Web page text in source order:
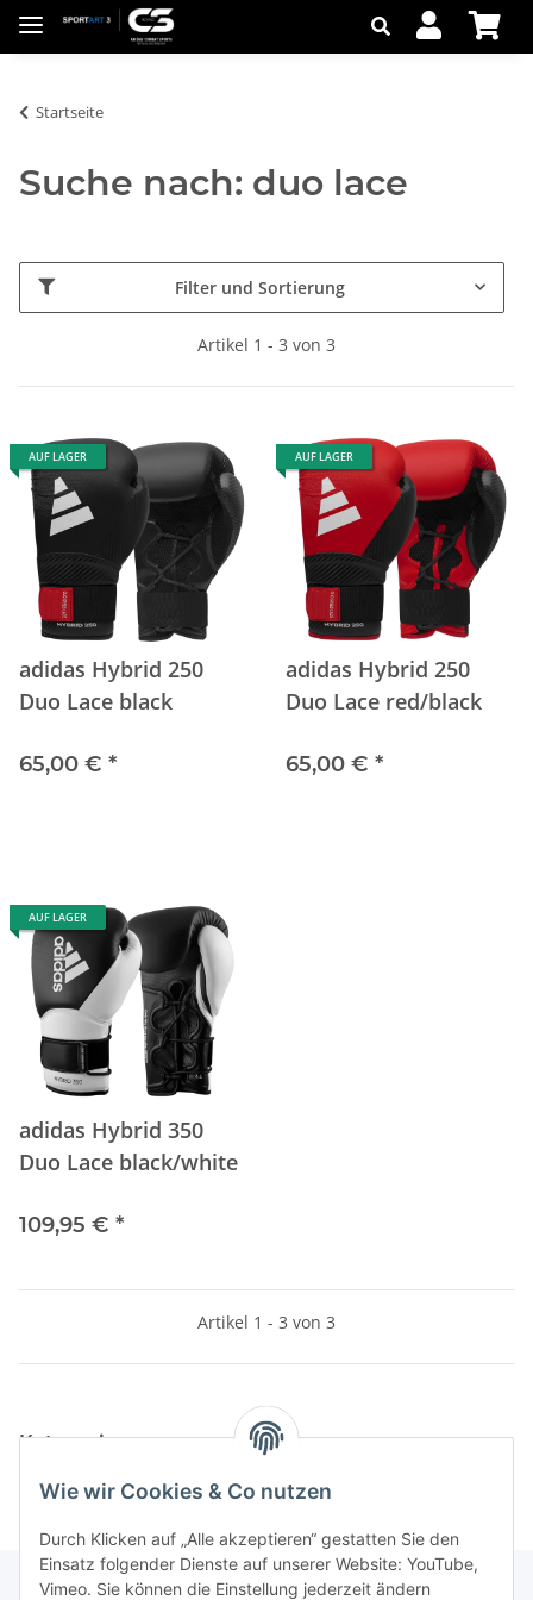
Startseite
Suche nach: duo lace
Filter und Sortierung
Artikel 1 - 3 von 3
AUF LAGER
adidas Hybrid 250
Duo Lace black
65,00 € *
AUF LAGER
adidas Hybrid 250
Duo Lace red/black
65,00 € *
AUF LAGER
adidas Hybrid 350
Duo Lace black/white
109,95 € *
Artikel 1 - 3 von 3
Kategorien
Wie wir Cookies & Co nutzen
Durch Klicken auf „Alle akzeptieren“ gestatten Sie den
Einsatz folgender Dienste auf unserer Website: YouTube,
Vimeo. Sie können die Einstellung jederzeit ändern